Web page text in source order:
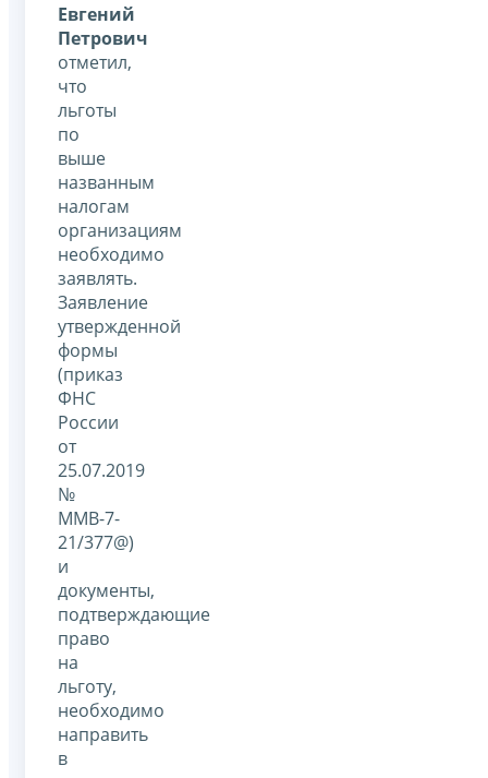
Евгений
Петрович
отметил,
что
льготы
по
выше
названным
налогам
организациям
необходимо
заявлять.
Заявление
утвержденной
формы
(приказ
ФНС
России
от
25.07.2019
№
ММВ-7-
21/377@)
и
документы,
подтверждающие
право
на
льготу,
необходимо
направить
в